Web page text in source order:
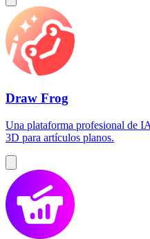
Draw Frog
Una plataforma profesional de
3D para artículos planos.